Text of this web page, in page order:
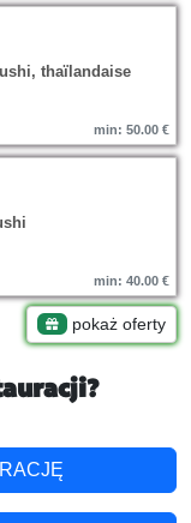
thaïlandaise
min: 50.00 €
min: 40.00 €
pokaż oferty